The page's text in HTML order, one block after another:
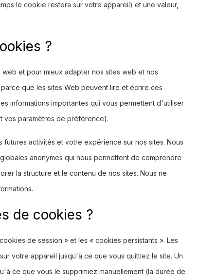
le cookie restera sur votre appareil) et une valeur,
?
et pour mieux adapter nos sites web et nos
que les sites Web peuvent lire et écrire ces
informations importantes qui vous permettent d'utiliser
vos paramètres de préférence).
activités et votre expérience sur nos sites. Nous
anonymes qui nous permettent de comprendre
la structure et le contenu de nos sites. Nous ne
de cookies ?
de session » et les « cookies persistants ». Les
votre appareil jusqu'à ce que vous quittiez le site. Un
ce que vous le supprimiez manuellement (la durée de